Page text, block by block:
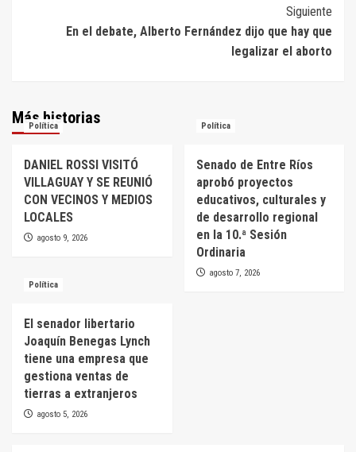
Siguiente
En el debate, Alberto Fernández dijo que hay que
legalizar el aborto
Más historias
Política
DANIEL ROSSI VISITÓ
VILLAGUAY Y SE REUNIÓ
CON VECINOS Y MEDIOS
LOCALES
agosto 9, 2026
Política
Senado de Entre Ríos
aprobó proyectos
educativos, culturales y
de desarrollo regional
en la 10.ª Sesión
Ordinaria
agosto 7, 2026
Política
El senador libertario
Joaquín Benegas Lynch
tiene una empresa que
gestiona ventas de
tierras a extranjeros
agosto 5, 2026